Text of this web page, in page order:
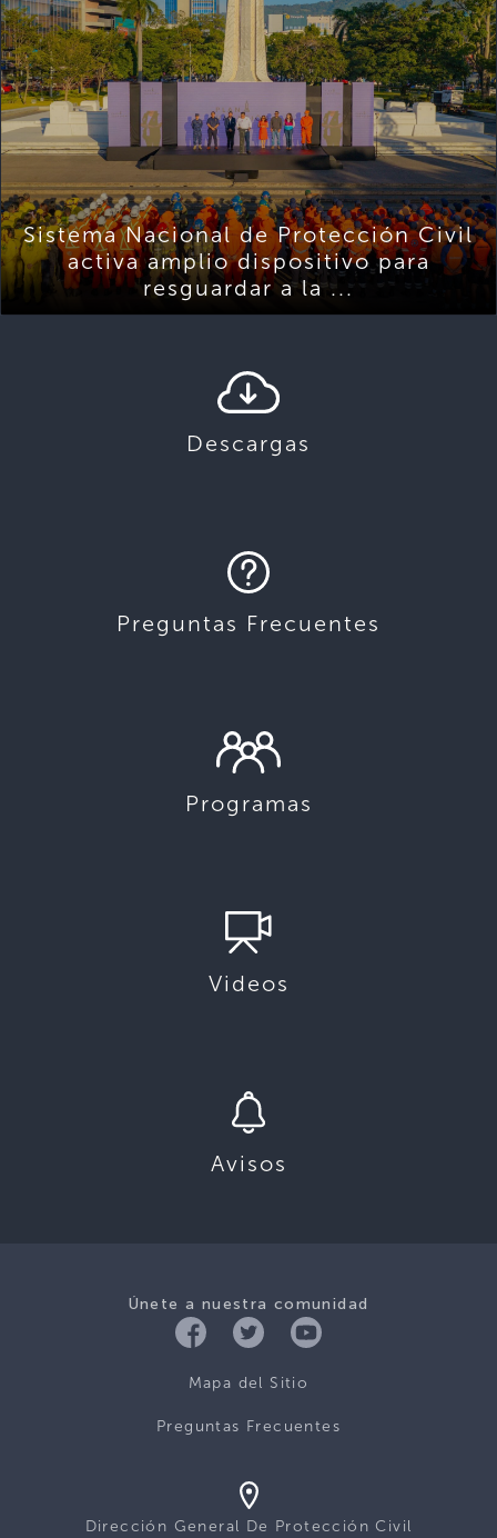
Sistema Nacional de Protección Civil
activa amplio dispositivo para
resguardar a la ...
Descargas
Preguntas Frecuentes
Programas
Videos
Avisos
Únete a nuestra comunidad
Mapa del Sitio
Preguntas Frecuentes
Dirección General De Protección Civil